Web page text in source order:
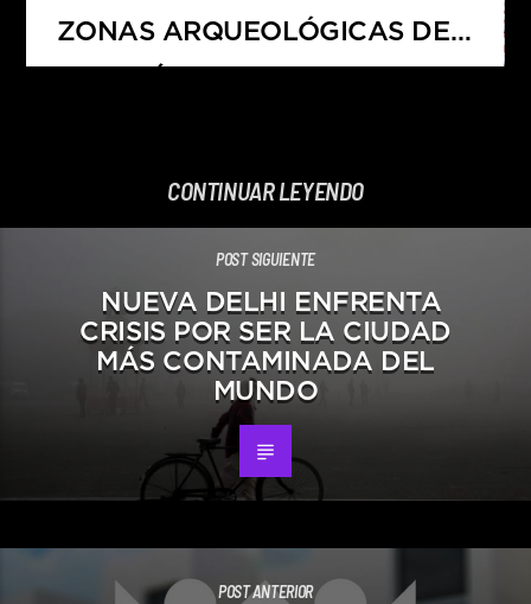
ZONAS ARQUEOLÓGICAS DE
CONTINUAR LEYENDO
POST SIGUIENTE
NUEVA DELHI ENFRENTA
CRISIS POR SER LA CIUDAD
MÁS CONTAMINADA DEL
MUNDO
POST ANTERIOR